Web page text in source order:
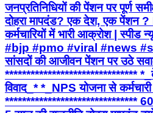
जनप्रतिनिधियों की पेंशन पर पूर्ण
दोहरा मापदंड? एक देश, एक पेंशन
कर्मचारियों में भारी आक्रोश |
#bjp #pmo #viral #news
सांसदों की आजीवन पेंशन पर उठे
*******************************
विवाद_* *_NPS योजना से
******************************* 60